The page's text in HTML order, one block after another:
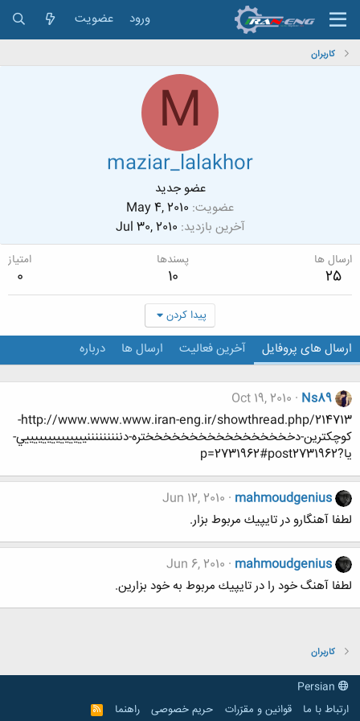
ورود عضویت
کاربران
M
maziar_lalakhor
عضو جدید
عضویت May 4, 2010
آخرین بازدید Jul 30, 2010
ارسال ها
25
پسندها
10
امتیاز
0
پیدا کردن
ارسال های پروفایل آخرین فعالیت ارسال ها درباره
Ns89
Oct 19, 2010
http://www.www.www.iran-eng.ir/showthread.php/214713-
كوچكترين-دخخخخخخخخخخخخخخخخختره-دنننننننننييييييييييييييي-
يا?p=2731962#post2731962
mahmoudgenius
Jun 12, 2010
لطفا آهنگارو در تايپيك مربوط بزار.
mahmoudgenius
Jun 6, 2010
لطفا آهنگ خود را در تايپيك مربوط به خود بزارين.
کاربران
ارتباط با ما
قوانین و مقرّرات حریم خصوصی راهنما
R